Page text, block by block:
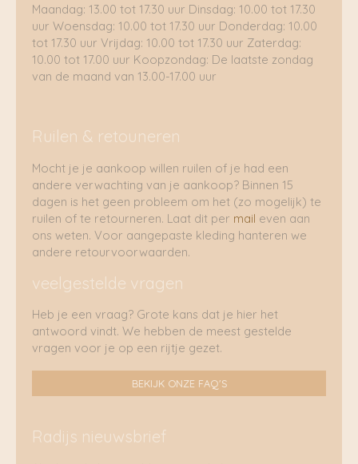
Maandag: 13.00 tot 17.30 uur Dinsdag: 10.00 tot 17.30
uur Woensdag: 10.00 tot 17.30 uur Donderdag: 10.00
tot 17.30 uur Vrijdag: 10.00 tot 17.30 uur Zaterdag:
10.00 tot 17.00 uur Koopzondag: De laatste zondag
van de maand van 13.00-17.00 uur
Ruilen & retouneren
Mocht je je aankoop willen ruilen of je had een
andere verwachting van je aankoop? Binnen 15
dagen is het geen probleem om het (zo mogelijk) te
ruilen of te retourneren. Laat dit per mail even aan
ons weten. Voor aangepaste kleding hanteren we
andere retourvoorwaarden.
veelgestelde vragen
Heb je een vraag? Grote kans dat je hier het
antwoord vindt. We hebben de meest gestelde
vragen voor je op een rijtje gezet.
BEKIJK ONZE FAQ'S
Radijs nieuwsbrief